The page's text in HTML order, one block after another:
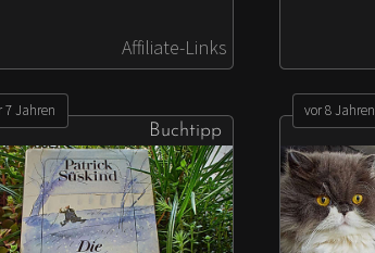
Affiliate-Links
7 Jahren
Buchtipp
vor 8 Jahren